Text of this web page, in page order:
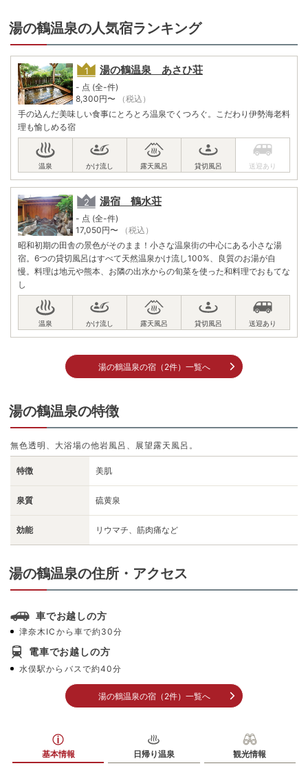
湯の鶴温泉の人気宿ランキング
湯の鶴温泉 あさひ荘
- 点 (全-件)
8,300円〜
（税込）
手の込んだ美味しい食事にとろとろ温泉でくつろぐ。こだわり伊勢海老料
理も愉しめる宿
湯宿 鶴水荘
- 点 (全-件)
17,050円〜
（税込）
昭和初期の田舎の景色がそのまま！小さな温泉街の中心にある小さな湯
宿。6つの貸切風呂はすべて天然温泉かけ流し100%、良質のお湯が自
慢。料理は地元や熊本、お隣の出水からの旬菜を使った和料理でおもてな
し
湯の鶴温泉の宿（2件）一覧へ
湯の鶴温泉の特徴
無色透明、大浴場の他岩風呂、展望露天風呂。
特徴 美肌
泉質 硫黄泉
効能 リウマチ、筋肉痛など
湯の鶴温泉の住所・アクセス
車でお越しの方
津奈木ICから車で約30分
電車でお越しの方
水俣駅からバスで約40分
湯の鶴温泉の宿（2件）一覧へ
基本情報 日帰り温泉 観光情報